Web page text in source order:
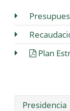
Plan
Presidencia